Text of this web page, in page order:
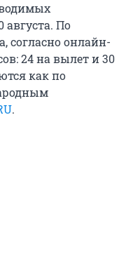
августа. По
, согласно онлайн-
24 на вылет и 30
как по
.